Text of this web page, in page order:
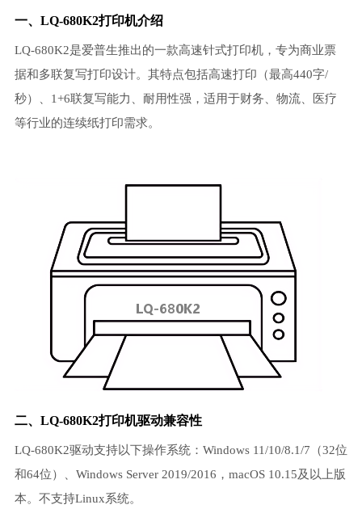
一、LQ-680K2打印机介绍
LQ-680K2是爱普生推出的一款高速针式打印机，专为商业票
据和多联复写打印设计。其特点包括高速打印（最高440字/
秒）、1+6联复写能力、耐用性强，适用于财务、物流、医疗
等行业的连续纸打印需求。
二、LQ-680K2打印机驱动兼容性
LQ-680K2驱动支持以下操作系统：Windows 11/10/8.1/7（32位
和64位）、Windows Server 2019/2016，macOS 10.15及以上版
本。不支持Linux系统。